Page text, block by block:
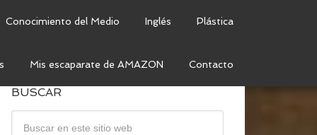
Conocimiento del Medio Inglés Plástica
Mis escaparate de AMAZON Contacto
BUSCAR